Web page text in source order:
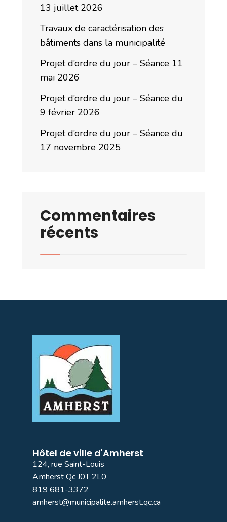
13 juillet 2026
Travaux de caractérisation des
bâtiments dans la municipalité
Projet d’ordre du jour – Séance 11
mai 2026
Projet d’ordre du jour – Séance du
9 février 2026
Projet d’ordre du jour – Séance du
17 novembre 2025
Commentaires
récents
Hôtel de ville d'Amherst
124, rue Saint-Louis
Amherst Qc J0T 2L0
819 681-3372
amherst@municipalite.amherst.qc.ca